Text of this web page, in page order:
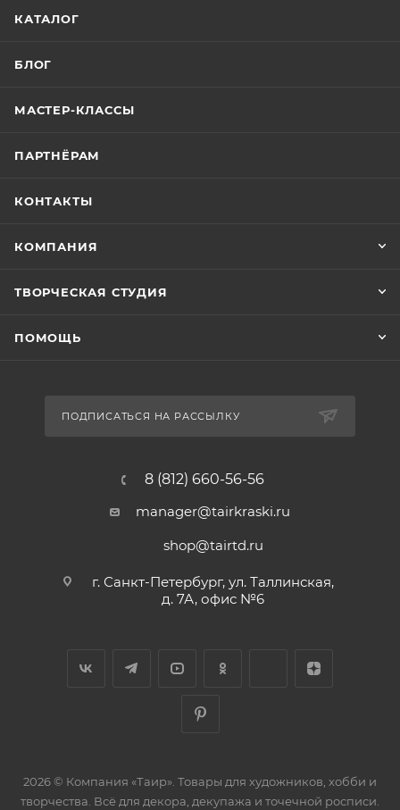
КАТАЛОГ
БЛОГ
МАСТЕР-КЛАССЫ
ПАРТНЁРАМ
КОНТАКТЫ
КОМПАНИЯ
ТВОРЧЕСКАЯ СТУДИЯ
ПОМОЩЬ
ПОДПИСАТЬСЯ НА РАССЫЛКУ
8 (812) 660-56-56
manager@tairkraski.ru
shop@tairtd.ru
г. Санкт-Петербург, ул. Таллинская,
д. 7А, офис №6
2026 © Компания «Таир». Товары для художников, хобби и
творчества. Всё для декора, декупажа и точечной росписи.